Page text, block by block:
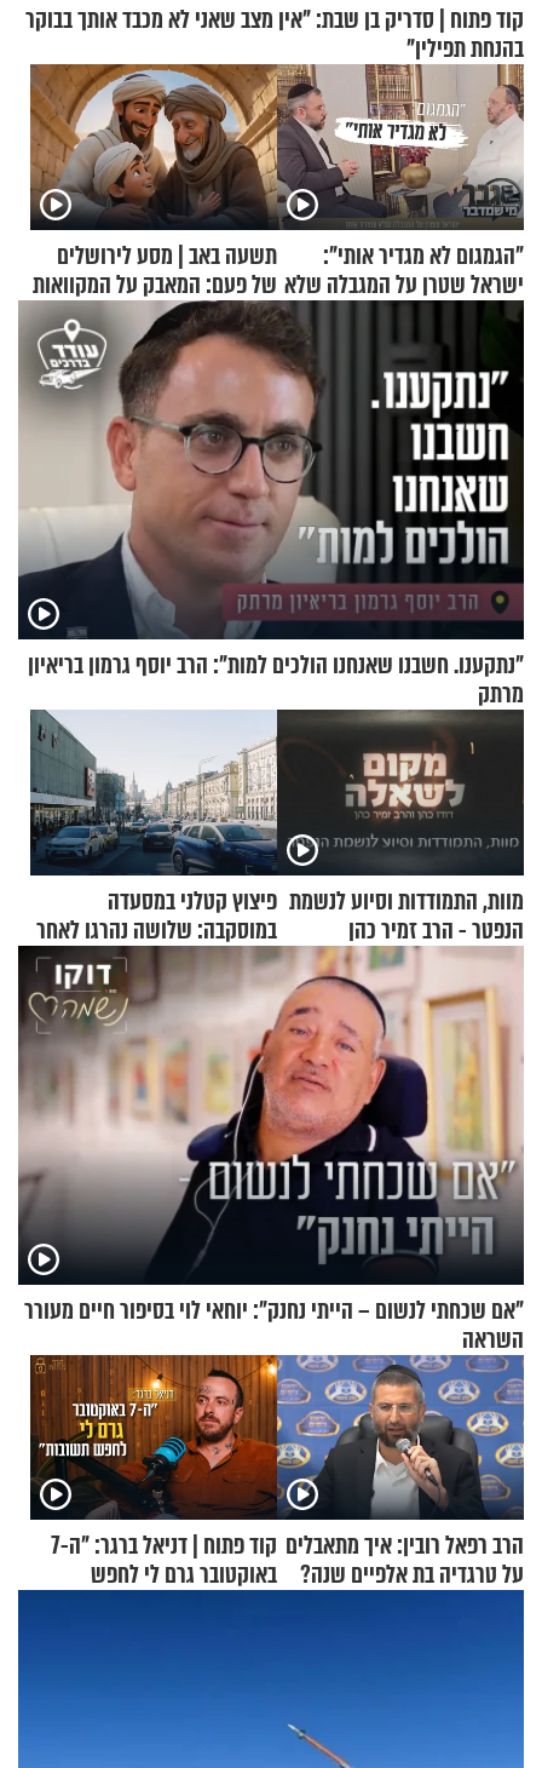
קוד פתוח | סדריק בן שבת: "אין מצב שאני לא מכבד אותך בבוקר
בהנחת תפילין"
"הגמגום לא מגדיר אותי":
ישראל שטרן על המגבלה שלא
עוצרת אותו
תשעה באב | מסע לירושלים
של פעם: המאבק על המקוואות
"נתקענו. חשבנו שאנחנו הולכים למות": הרב יוסף גרמון בריאיון
מרתק
מוות, התמודדות וסיוע לנשמת
הנפטר - הרב זמיר כהן
פיצוץ קטלני במסעדה
במוסקבה: שלושה נהרגו לאחר
שמטען שנשאה אישה התפוצץ
"אם שכחתי לנשום – הייתי נחנק": יוחאי לוי בסיפור חיים מעורר
השראה
הרב רפאל רובין: איך מתאבלים
על טרגדיה בת אלפיים שנה?
קוד פתוח | דניאל ברגר: "ה-7
באוקטובר גרם לי לחפש